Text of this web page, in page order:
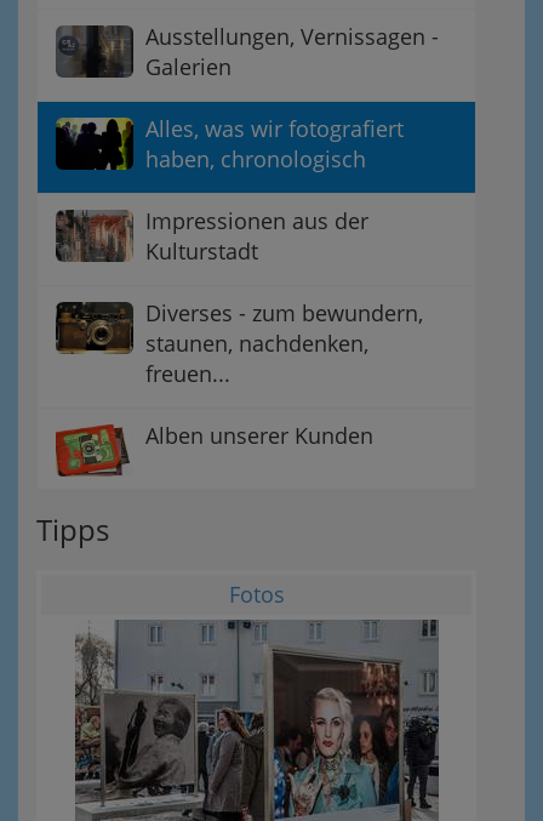
Ausstellungen, Vernissagen -
Galerien
Alles, was wir fotografiert
haben, chronologisch
Impressionen aus der
Kulturstadt
Diverses - zum bewundern,
staunen, nachdenken,
freuen...
Alben unserer Kunden
Tipps
Fotos